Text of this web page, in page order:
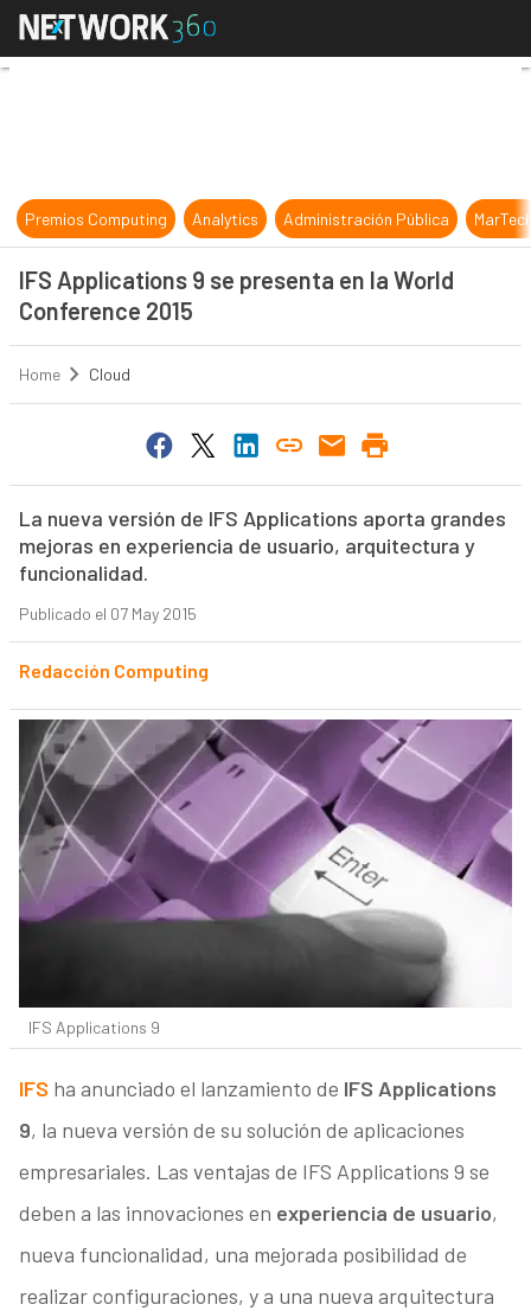
IFS Applications 9 se presenta en
Premios Computing Analytics Administración Pública
IFS Applications 9 se presenta en la World
Conference 2015
Home Cloud
La nueva versión de IFS Applications aporta grandes
mejoras en experiencia de usuario, arquitectura y
funcionalidad.
Publicado el 07 May 2015
Redacción Computing
IFS Applications 9
IFS ha anunciado el lanzamiento de IFS Applications
9, la nueva versión de su solución de aplicaciones
empresariales. Las ventajas de IFS Applications 9 se
deben a las innovaciones en experiencia de usuario,
nueva funcionalidad, una mejorada posibilidad de
realizar configuraciones, y a una nueva arquitectura